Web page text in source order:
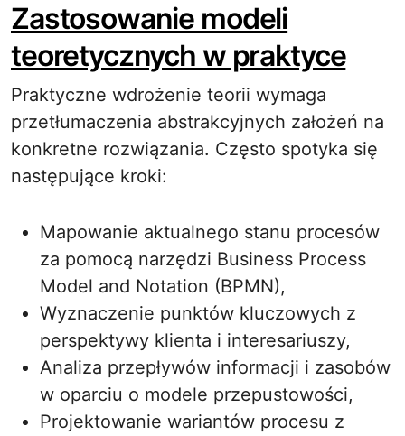
Zastosowanie modeli
teoretycznych w praktyce
Praktyczne wdrożenie teorii wymaga
przetłumaczenia abstrakcyjnych założeń na
konkretne rozwiązania. Często spotyka się
następujące kroki:
Mapowanie aktualnego stanu procesów
za pomocą narzędzi Business Process
Model and Notation (BPMN),
Wyznaczenie punktów kluczowych z
perspektywy klienta i interesariuszy,
Analiza przepływów informacji i zasobów
w oparciu o modele przepustowości,
Projektowanie wariantów procesu z